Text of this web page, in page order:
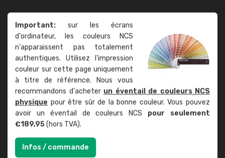
Important: sur les écrans
d'ordinateur, les couleurs NCS
n'apparaissent pas totalement
authentiques. Utilisez l'impression
couleur sur cette page uniquement
à titre de référence. Nous vous
recommandons d'acheter un éventail de couleurs NCS
physique pour être sûr de la bonne couleur. Vous pouvez
avoir un éventail de couleurs NCS pour seulement
€189,95(hors TVA).
Infos / commande